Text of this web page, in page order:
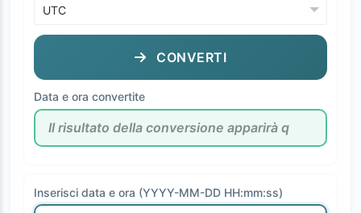
CONVERTI
Data e ora convertite
Inserisci data e ora (YYYY-MM-DD HH:mm:ss)